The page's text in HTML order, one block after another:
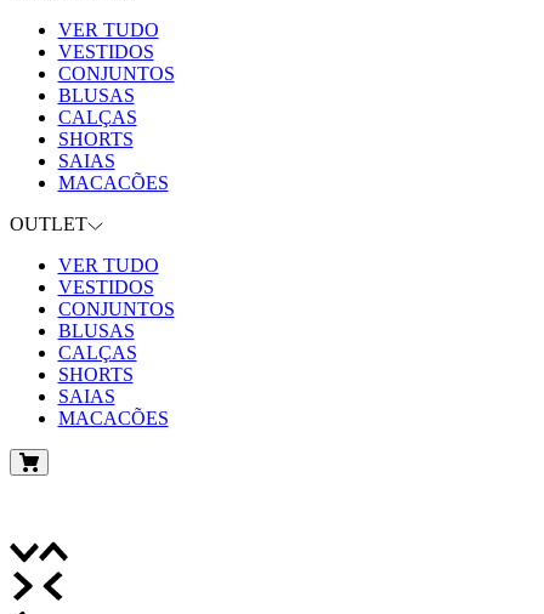
VER TUDO
VESTIDOS
CONJUNTOS
BLUSAS
CALÇAS
SHORTS
SAIAS
MACACÕES
OUTLET
VER TUDO
VESTIDOS
CONJUNTOS
BLUSAS
CALÇAS
SHORTS
SAIAS
MACACÕES